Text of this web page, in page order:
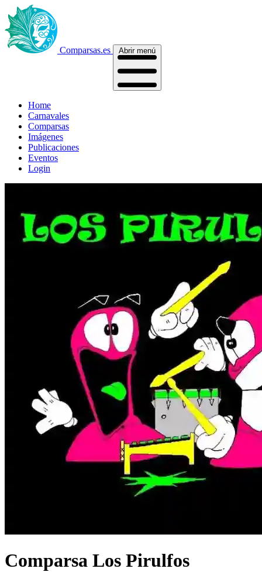
Comparsas.es Abrir menú
Home
Carnavales
Comparsas
Imágenes
Publicaciones
Eventos
Login
Comparsa Los Pirulfos